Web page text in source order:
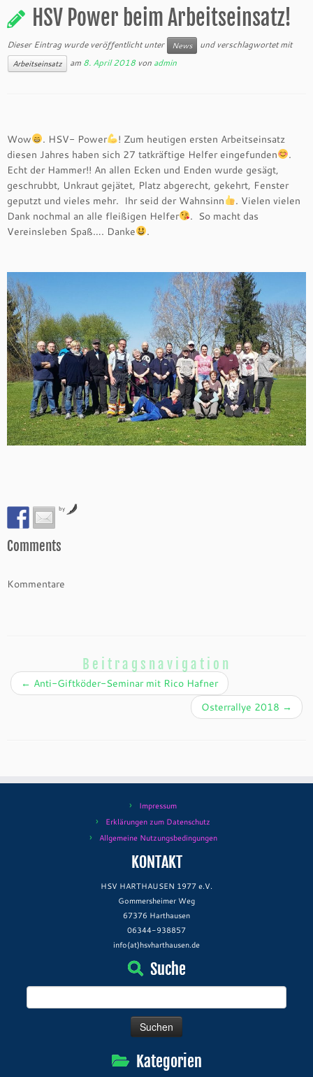
HSV Power beim Arbeitseinsatz!
Dieser Eintrag wurde veröffentlicht unter News und verschlagwortet mit
Arbeitseinsatz am 8. April 2018 von admin
Wow . HSV- Power
! Zum heutigen ersten Arbeitseinsatz
diesen Jahres haben sich 27 tatkräftige Helfer eingefunden
.
Echt der Hammer!! An allen Ecken und Enden wurde gesägt,
geschrubbt, Unkraut gejätet, Platz abgerecht, gekehrt, Fenster
geputzt und vieles mehr. Ihr seid der Wahnsinn
. Vielen vielen
Dank nochmal an alle fleißigen Helfer
. So macht das
Vereinsleben Spaß…. Danke
.
by
Comments
Kommentare
Beitragsnavigation
← Anti-Giftköder-Seminar mit Rico Hafner
Osterrallye 2018 →
Impressum
Erklärungen zum Datenschutz
Allgemeine Nutzungsbedingungen
KONTAKT
HSV HARTHAUSEN 1977 e.V.
Gommersheimer Weg
67376 Harthausen
06344-938857
info(at)hsvharthausen.de
Suche
Kategorien